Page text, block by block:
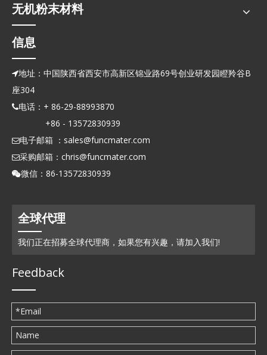
无机粉末材料
信息
地址：中国陕西省西安市高新区锦业路69号创业研发园瞪羚谷B
座304
电话：+ 86-29-88993870
+86 - 13572830939
电子邮箱 ： sales@funcmater.com
采购邮箱： chris@funcmater.com
微信：86-13572830939
全球代理
我们正在招募全球代理商，如果您有兴趣，请加入我们!
Feedback